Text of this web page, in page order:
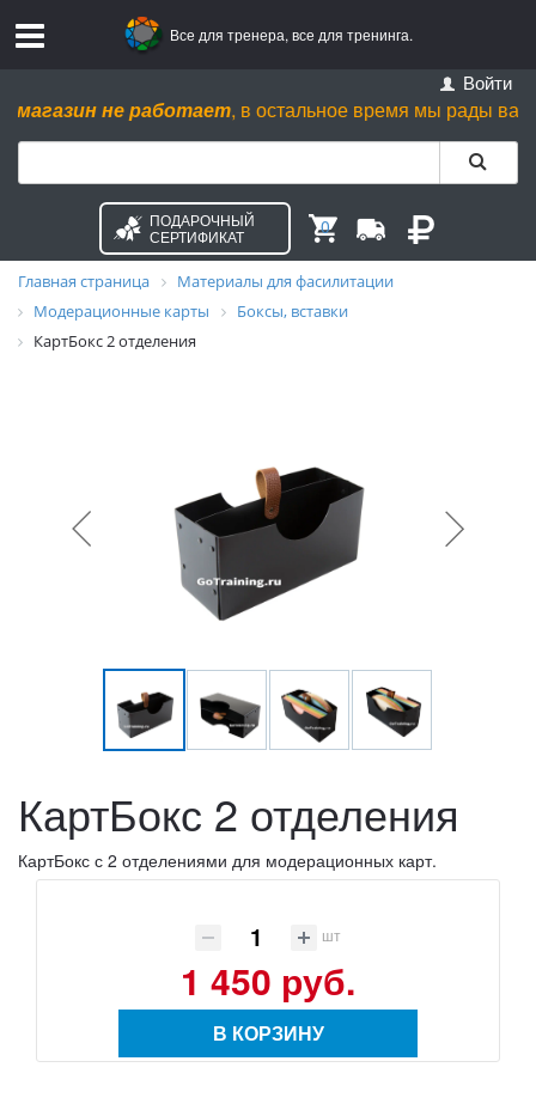
Все для тренера, все для тренинга.
Войти
не работает, в остальное время мы рады вас
ПОДАРОЧНЫЙ
СЕРТИФИКАТ
0
Главная страница
Материалы для фасилитации
Модерационные карты
Боксы, вставки
КартБокс 2 отделения
КартБокс 2 отделения
КартБокс с 2 отделениями для модерационных карт.
шт
1 450 руб.
В КОРЗИНУ